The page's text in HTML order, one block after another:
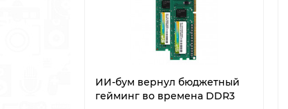
ИИ-бум вернул бюджетный
гейминг во времена DDR3